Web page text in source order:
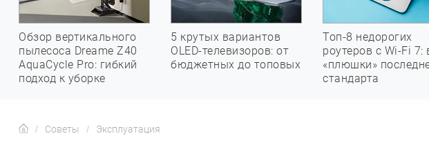
Обзор вертикального
пылесоса Dreame Z40
AquaCycle Pro: гибкий
подход к уборке
5 крутых вариантов
OLED-телевизоров: от
бюджетных до топовых
Топ-8 недорогих
роутеров с Wi-Fi 7:
«плюшки»
стандарта
Советы Эксплуатация